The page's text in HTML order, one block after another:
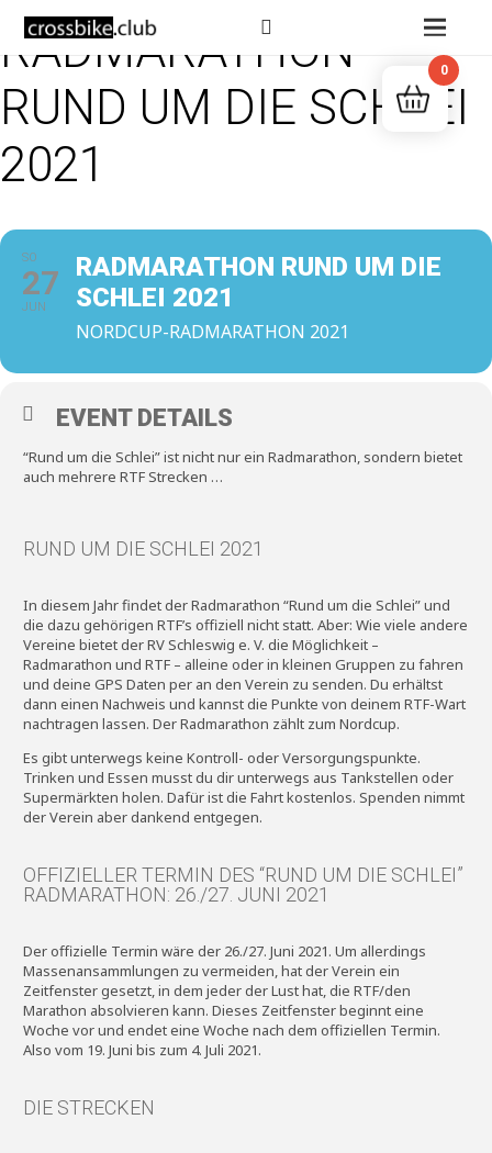
RADMARATHON
RUND UM DIE SCHLEI
2021
SO
27
JUN
RADMARATHON RUND UM DIE
SCHLEI 2021
NORDCUP-RADMARATHON 2021
EVENT DETAILS
“Rund um die Schlei” ist nicht nur ein Radmarathon, sondern bietet
auch mehrere RTF Strecken …
RUND UM DIE SCHLEI 2021
In diesem Jahr findet der Radmarathon “Rund um die Schlei” und
die dazu gehörigen RTF’s offiziell nicht statt. Aber: Wie viele andere
Vereine bietet der RV Schleswig e. V. die Möglichkeit –
Radmarathon und RTF – alleine oder in kleinen Gruppen zu fahren
und deine GPS Daten per an den Verein zu senden. Du erhältst
dann einen Nachweis und kannst die Punkte von deinem RTF-Wart
nachtragen lassen. Der Radmarathon zählt zum Nordcup.
Es gibt unterwegs keine Kontroll- oder Versorgungspunkte.
Trinken und Essen musst du dir unterwegs aus Tankstellen oder
Supermärkten holen. Dafür ist die Fahrt kostenlos. Spenden nimmt
der Verein aber dankend entgegen.
OFFIZIELLER TERMIN DES “RUND UM DIE SCHLEI”
RADMARATHON: 26./27. JUNI 2021
Der offizielle Termin wäre der 26./27. Juni 2021. Um allerdings
Massenansammlungen zu vermeiden, hat der Verein ein
Zeitfenster gesetzt, in dem jeder der Lust hat, die RTF/den
Marathon absolvieren kann. Dieses Zeitfenster beginnt eine
Woche vor und endet eine Woche nach dem offiziellen Termin.
Also vom 19. Juni bis zum 4. Juli 2021.
DIE STRECKEN
0